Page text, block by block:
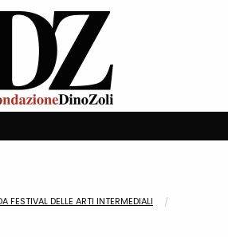
FESTIVAL DELLE ARTI INTERMEDIALI